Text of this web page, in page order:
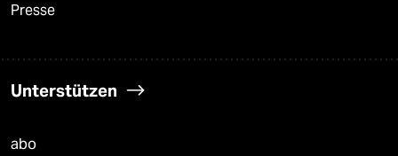
Presse
Unterstützen
abo